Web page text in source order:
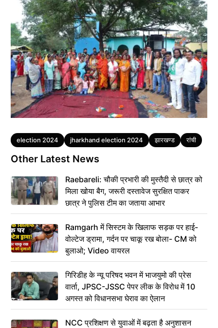
Tags
election 2024 jharkhand election 2024 झारखण्ड रांची
Other Latest News
Raebareli: चौकी प्रभारी की मुस्तैदी से छात्र को
मिला खोया बैग, जरूरी दस्तावेज सुरक्षित पाकर
छात्र ने पुलिस टीम का जताया आभार
Ramgarh में सिस्टम के खिलाफ सड़क पर हाई-
वोल्टेज ड्रामा, गर्दन पर चाकू रख बोला- CM को
बुलाओ; Video वायरल
गिरिडीह के न्यू परिषद भवन में भाजयुमो की प्रेस
वार्ता, JPSC-JSSC पेपर लीक के विरोध में 10
अगस्त को विधानसभा घेराव का ऐलान
NCC प्रशिक्षण से युवाओं में बढ़ता है अनुशासन